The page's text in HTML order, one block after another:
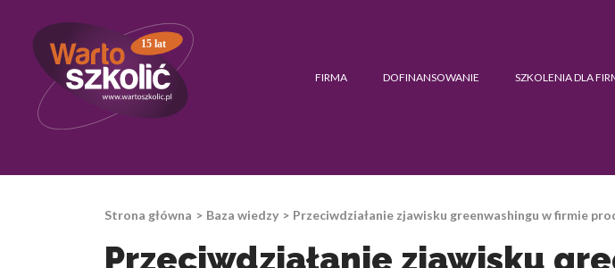
15 lat
FIRMA DOFINANSOWANIE SZKOLENIA DLA
Strona główna Baza wiedzy Przeciwdziałanie zjawisku greenwashingu w firmie
Przeciwdziałanie zjawisku